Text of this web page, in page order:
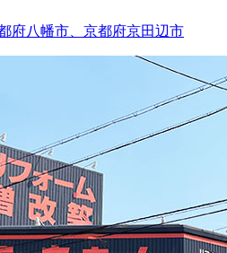
府八幡市、京都府京田辺市